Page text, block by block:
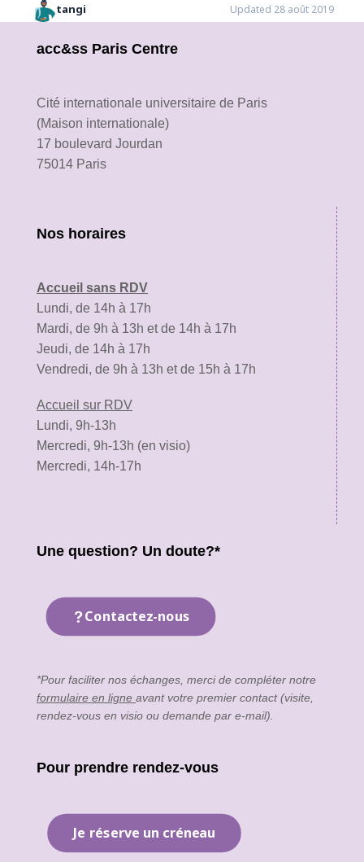
tangi Updated 28 août 2019
acc&ss Paris Centre
Cité internationale universitaire de Paris
(Maison internationale)
17 boulevard Jourdan
75014 Paris
Nos horaires
Accueil sans RDV
Lundi, de 14h à 17h
Mardi, de 9h à 13h et de 14h à 17h
Jeudi, de 14h à 17h
Vendredi, de 9h à 13h et de 15h à 17h
Accueil sur RDV
Lundi, 9h-13h
Mercredi, 9h-13h (en visio)
Mercredi, 14h-17h
Une question? Un doute?*
Contactez-nous
*Pour faciliter nos échanges, merci de compléter notre
formulaire en ligne avant votre premier contact (visite,
rendez-vous en visio ou demande par e-mail).
Pour prendre rendez-vous
Je réserve un créneau